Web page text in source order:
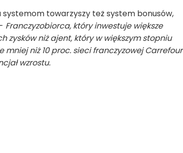
towarzyszy też system bonusów,
Franczyzobiorca, który inwestuje większe
zysków niż ajent, który w większym stopniu
mniej niż 10 proc. sieci franczyzowej Carrefour
wzrostu.